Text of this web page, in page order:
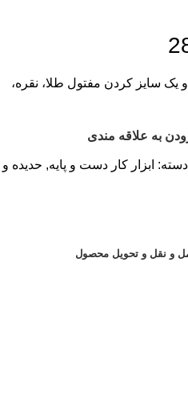
سایز کردن مفتول طلا، نقره،
به علاقه مندی
دسته: ابزار کار دست و پایه, حدیده و
و نقل و تحویل محصول